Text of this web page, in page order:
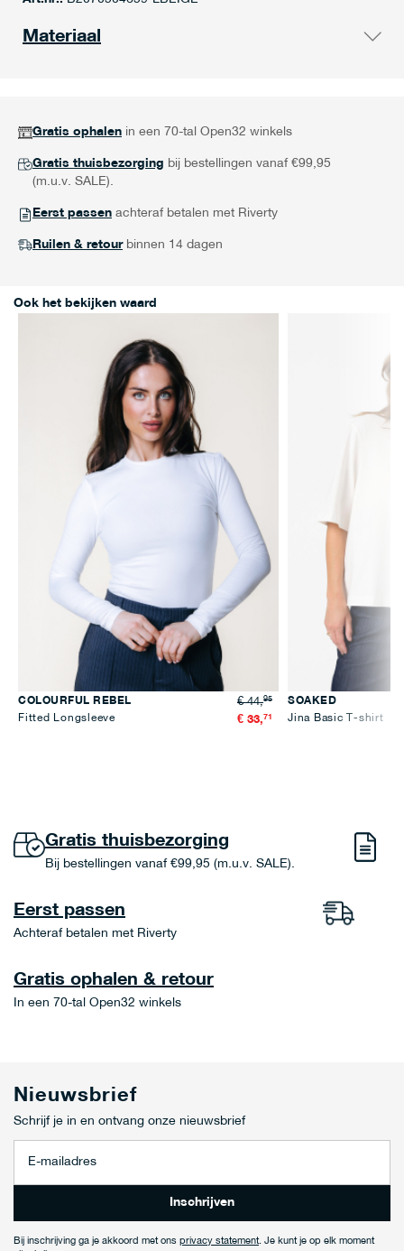
Materiaal
Gratis ophalen in een 70-tal Open32 winkels
Gratis thuisbezorging bij bestellingen vanaf €99,95
(m.u.v. SALE).
Eerst passen achteraf betalen met Riverty
Ruilen & retourbinnen 14 dagen
Ook het bekijken waard
COLOURFUL REBEL
Fitted Longsleeve
€ 44,95
€ 33,71
SOAKED
Jina Basic T-shirt
Gratis thuisbezorging
Bij bestellingen vanaf €99,95 (m.u.v. SALE).
Eerst passen
Achteraf betalen met Riverty
Gratis ophalen & retour
In een 70-tal Open32 winkels
Nieuwsbrief
Schrijf je in en ontvang onze nieuwsbrief
o
n
e
Inschrijven
Bij inschrijving ga je akkoord met ons privacy statement. Je kunt je op elk moment